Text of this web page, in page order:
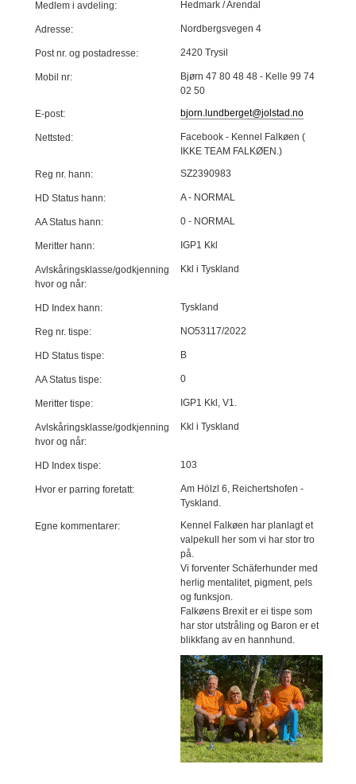
Medlem i avdeling: Hedmark / Arendal
Adresse: Nordbergsvegen 4
Post nr. og postadresse: 2420 Trysil
Mobil nr:
Bjørn 47 80 48 48 - Kelle 99 74
02 50
E-post: bjorn.lundberget@jolstad.no
Nettsted:
Facebook - Kennel Falkøen (
IKKE TEAM FALKØEN.)
Reg nr. hann: SZ2390983
HD Status hann: A - NORMAL
AA Status hann: 0 - NORMAL
Meritter hann: IGP1 Kkl
Avlskåringsklasse/godkjenning
hvor og når:
Kkl i Tyskland
HD Index hann: Tyskland
Reg nr. tispe: NO53117/2022
HD Status tispe: B
AA Status tispe: 0
Meritter tispe: IGP1 Kkl, V1.
Avlskåringsklasse/godkjenning
hvor og når:
Kkl i Tyskland
HD Index tispe: 103
Hvor er parring foretatt:
Am Hölzl 6, Reichertshofen -
Tyskland.
Egne kommentarer:
Kennel Falkøen har planlagt et
valpekull her som vi har stor tro
på.
Vi forventer Schäferhunder med
herlig mentalitet, pigment, pels
og funksjon.
Falkøens Brexit er ei tispe som
har stor utstråling og Baron er et
blikkfang av en hannhund.